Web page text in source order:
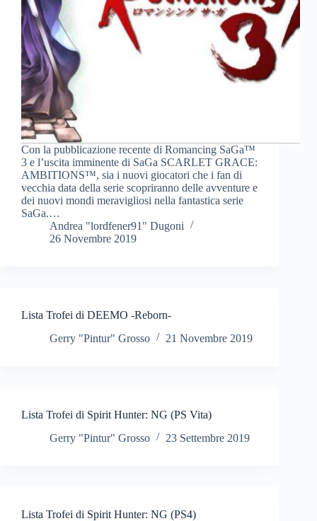
Con la pubblicazione recente di Romancing SaGa™
3 e l’uscita imminente di SaGa SCARLET GRACE:
AMBITIONS™, sia i nuovi giocatori che i fan di
vecchia data della serie scopriranno delle avventure e
dei nuovi mondi meravigliosi nella fantastica serie
SaGa.…
Andrea "lordfener91" Dugoni
26 Novembre 2019
Lista Trofei di DEEMO -Reborn-
Gerry "Pintur" Grosso
21 Novembre 2019
Lista Trofei di Spirit Hunter: NG (PS Vita)
Gerry "Pintur" Grosso
23 Settembre 2019
Lista Trofei di Spirit Hunter: NG (PS4)